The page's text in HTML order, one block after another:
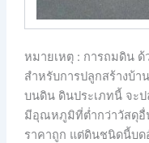
หมายเหตุ : การถมดิน
สำหรับการปลูกสร้างบ้า
บนดิน ดินประเภทนี้ จะ
มีอุณหภูมิที่ต่ำกว่าวัสดุอื่
ราคาถูก แต่ดินชนิดนี้บด